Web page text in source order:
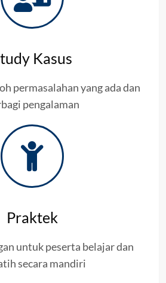
Kasus
permasalahan yang ada dan
pengalaman
Praktek
untuk peserta belajar dan
secara mandiri